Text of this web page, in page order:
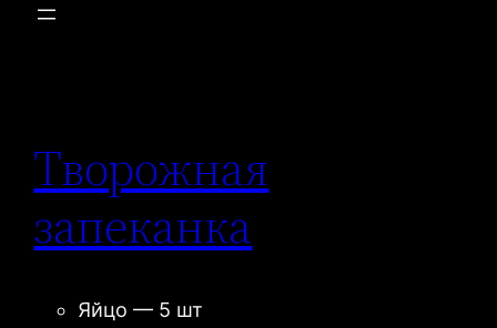
Творожная
запеканка
Яйцо — 5 шт